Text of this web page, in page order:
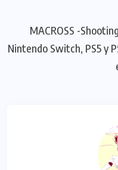
MACROSS -
Nintendo Switch, PS5 y